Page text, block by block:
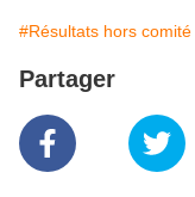
#Résultats hors comité
Partager